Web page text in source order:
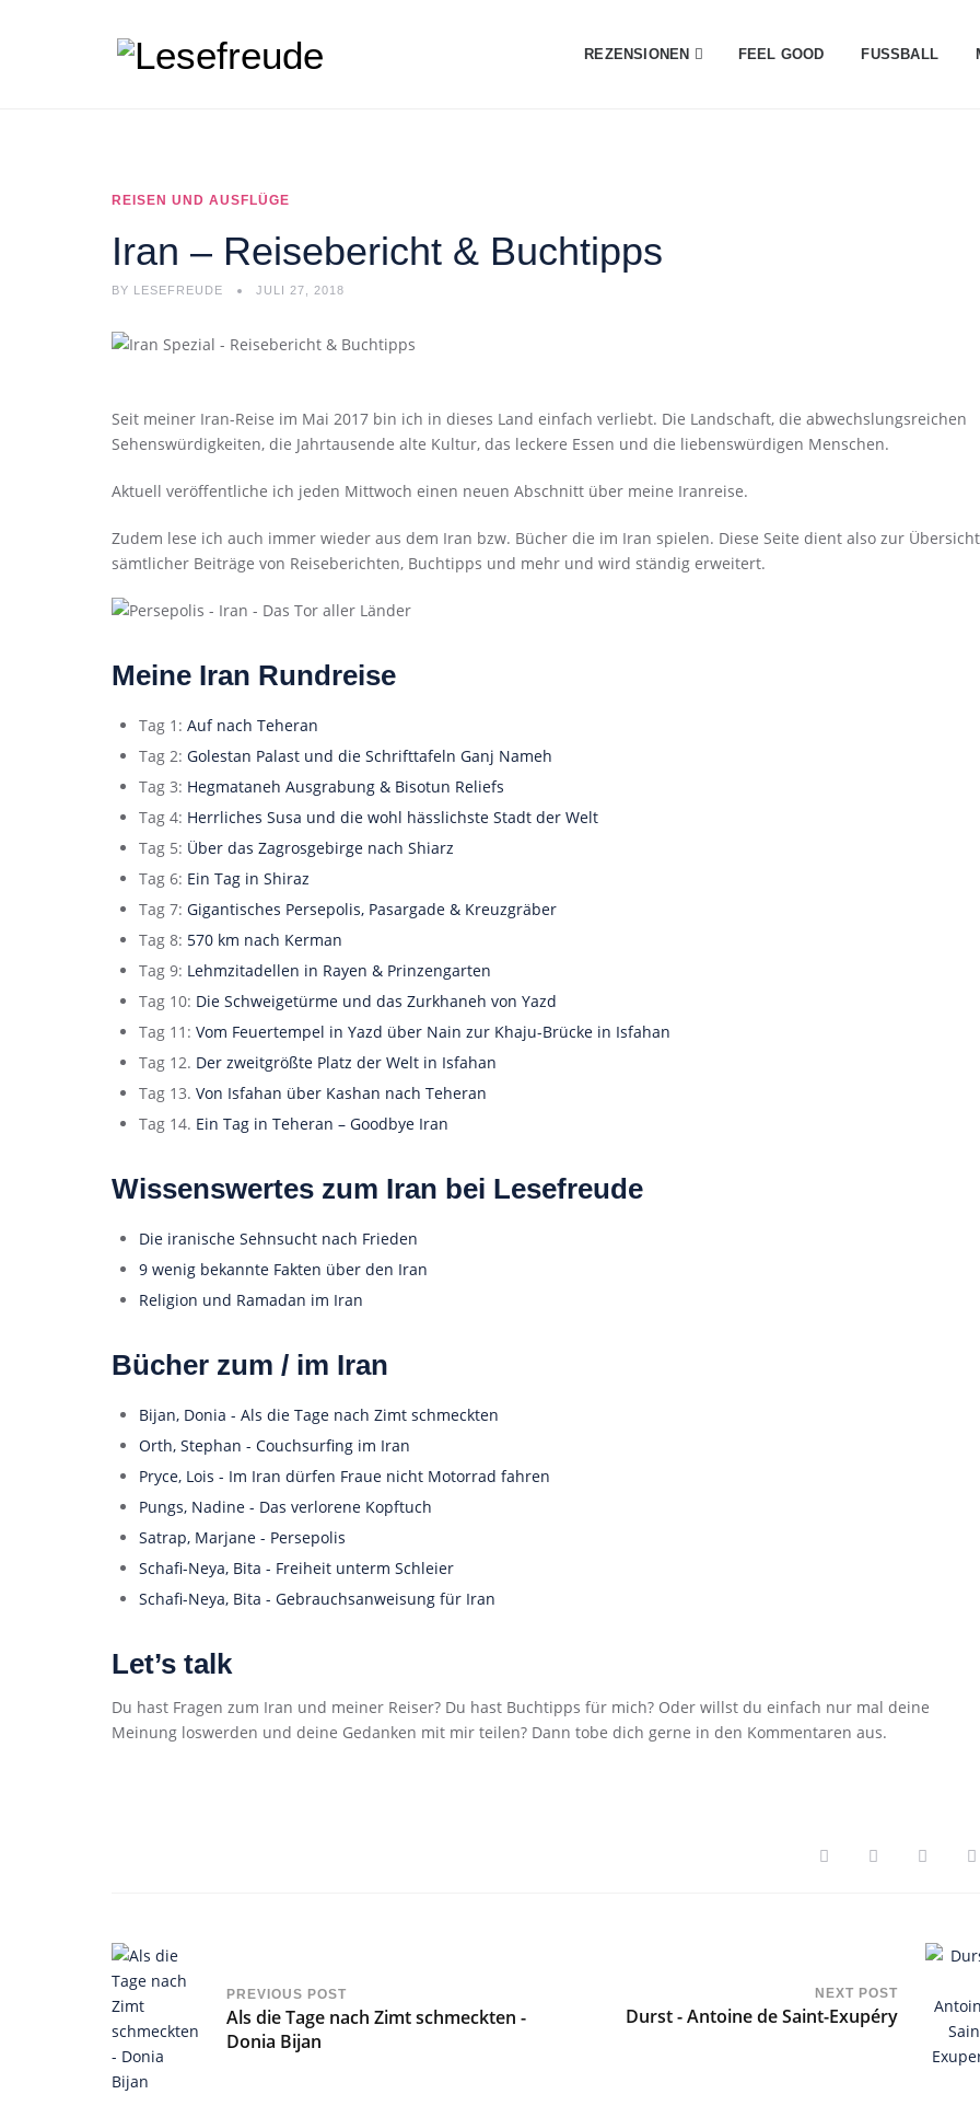
REZENSIONEN FEEL GOOD FUSSBALL
REISEN UND AUSFLÜGE
Iran – Reisebericht & Buchtipps
BY LESEFREUDE JULI 27, 2018
Seit meiner Iran-Reise im Mai 2017 bin ich in dieses Land einfach verliebt. Die Landschaft, die abwechslungsreichen
Sehenswürdigkeiten, die Jahrtausende alte Kultur, das leckere Essen und die liebenswürdigen Menschen.
Aktuell veröffentliche ich jeden Mittwoch einen neuen Abschnitt über meine Iranreise.
Zudem lese ich auch immer wieder aus dem Iran bzw. Bücher die im Iran spielen. Diese Seite dient also zur Übersicht
sämtlicher Beiträge von Reiseberichten, Buchtipps und mehr und wird ständig erweitert.
Meine Iran Rundreise
Tag 1: Auf nach Teheran
Tag 2: Golestan Palast und die Schrifttafeln Ganj Nameh
Tag 3: Hegmataneh Ausgrabung & Bisotun Reliefs
Tag 4: Herrliches Susa und die wohl hässlichste Stadt der Welt
Tag 5: Über das Zagrosgebirge nach Shiarz
Tag 6: Ein Tag in Shiraz
Tag 7: Gigantisches Persepolis, Pasargade & Kreuzgräber
Tag 8: 570 km nach Kerman
Tag 9: Lehmzitadellen in Rayen & Prinzengarten
Tag 10: Die Schweigetürme und das Zurkhaneh von Yazd
Tag 11: Vom Feuertempel in Yazd über Nain zur Khaju-Brücke in Isfahan
Tag 12. Der zweitgrößte Platz der Welt in Isfahan
Tag 13. Von Isfahan über Kashan nach Teheran
Tag 14. Ein Tag in Teheran – Goodbye Iran
Wissenswertes zum Iran bei Lesefreude
Die iranische Sehnsucht nach Frieden
9 wenig bekannte Fakten über den Iran
Religion und Ramadan im Iran
Bücher zum / im Iran
Bijan, Donia - Als die Tage nach Zimt schmeckten
Orth, Stephan - Couchsurfing im Iran
Pryce, Lois - Im Iran dürfen Fraue nicht Motorrad fahren
Pungs, Nadine - Das verlorene Kopftuch
Satrap, Marjane - Persepolis
Schafi-Neya, Bita - Freiheit unterm Schleier
Schafi-Neya, Bita - Gebrauchsanweisung für Iran
Let’s talk
Du hast Fragen zum Iran und meiner Reiser? Du hast Buchtipps für mich? Oder willst du einfach nur mal deine
Meinung loswerden und deine Gedanken mit mir teilen? Dann tobe dich gerne in den Kommentaren aus.
PREVIOUS POST
Als die Tage nach Zimt schmeckten -
Donia Bijan
NEXT POST
Durst - Antoine de Saint-Exupéry